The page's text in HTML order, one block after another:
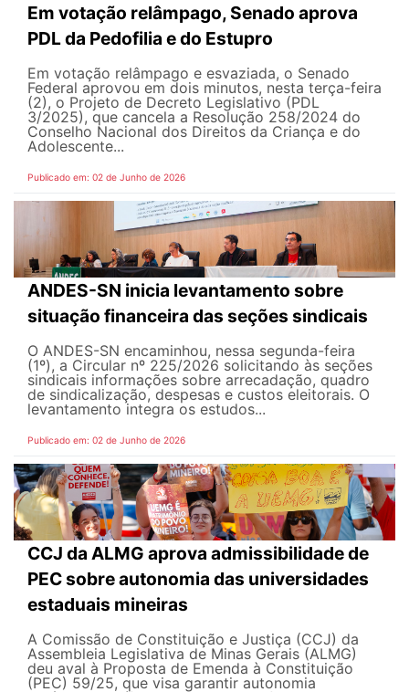
Em votação relâmpago, Senado aprova
PDL da Pedofilia e do Estupro
Em votação relâmpago e esvaziada, o Senado
Federal aprovou em dois minutos, nesta terça-feira
(2), o Projeto de Decreto Legislativo (PDL
3/2025), que cancela a Resolução 258/2024 do
Conselho Nacional dos Direitos da Criança e do
Adolescente...
Publicado em: 02 de Junho de 2026
ANDES-SN inicia levantamento sobre
situação financeira das seções sindicais
O ANDES-SN encaminhou, nessa segunda-feira
(1º), a Circular nº 225/2026 solicitando às seções
sindicais informações sobre arrecadação, quadro
de sindicalização, despesas e custos eleitorais. O
levantamento integra os estudos...
Publicado em: 02 de Junho de 2026
CCJ da ALMG aprova admissibilidade de
PEC sobre autonomia das universidades
estaduais mineiras
A Comissão de Constituição e Justiça (CCJ) da
Assembleia Legislativa de Minas Gerais (ALMG)
deu aval à Proposta de Emenda à Constituição
(PEC) 59/25, que visa garantir autonomia